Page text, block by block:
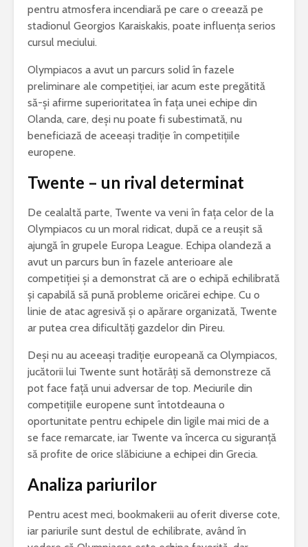
pentru atmosfera incendiară pe care o creează pe
stadionul Georgios Karaiskakis, poate influența serios
cursul meciului.
Olympiacos a avut un parcurs solid în fazele
preliminare ale competiției, iar acum este pregătită
să-și afirme superioritatea în fața unei echipe din
Olanda, care, deși nu poate fi subestimată, nu
beneficiază de aceeași tradiție în competițiile
europene.
Twente – un rival determinat
De cealaltă parte, Twente va veni în fața celor de la
Olympiacos cu un moral ridicat, după ce a reușit să
ajungă în grupele Europa League. Echipa olandeză a
avut un parcurs bun în fazele anterioare ale
competiției și a demonstrat că are o echipă echilibrată
și capabilă să pună probleme oricărei echipe. Cu o
linie de atac agresivă și o apărare organizată, Twente
ar putea crea dificultăți gazdelor din Pireu.
Deși nu au aceeași tradiție europeană ca Olympiacos,
jucătorii lui Twente sunt hotărâți să demonstreze că
pot face față unui adversar de top. Meciurile din
competițiile europene sunt întotdeauna o
oportunitate pentru echipele din ligile mai mici de a
se face remarcate, iar Twente va încerca cu siguranță
să profite de orice slăbiciune a echipei din Grecia.
Analiza pariurilor
Pentru acest meci, bookmakerii au oferit diverse cote,
iar pariurile sunt destul de echilibrate, având în